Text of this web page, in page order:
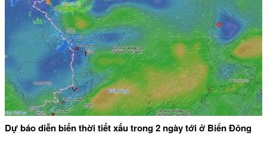
Dự báo diễn biến thời tiết xấu trong 2 ngày tới ở Biển Đông